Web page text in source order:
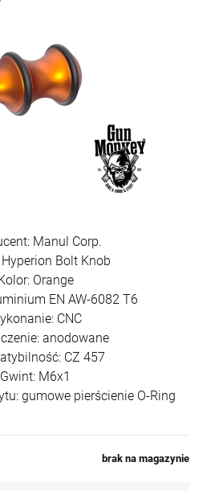
Dart Short kol. 956
32 (73351)
Manul Corp.
Bolt Knob
Kolor: Orange
EN AW-6082 T6
CNC
anodowane
CZ 457
Gwint: M6x1
gumowe pierścienie O-Ring
brak na magazynie